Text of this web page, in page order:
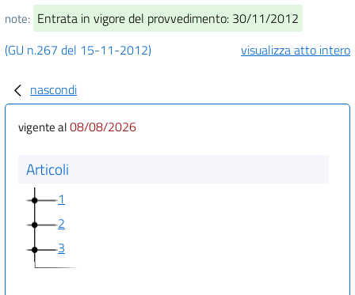
note: Entrata in vigore del provvedimento: 30/11/2012
(GU n.267 del 15-11-2012)
visualizza atto intero
nascondi
vigente al08/08/2026
Articoli
1
2
3